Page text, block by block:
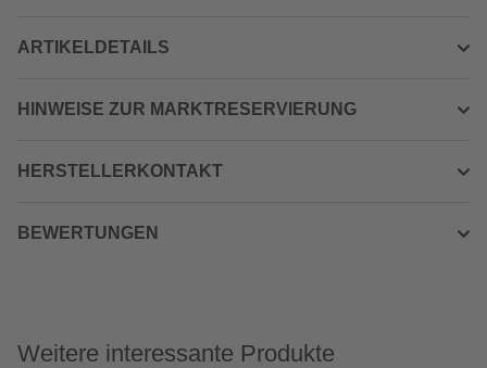
ARTIKELDETAILS
HINWEISE ZUR MARKTRESERVIERUNG
HERSTELLERKONTAKT
BEWERTUNGEN
Weitere interessante Produkte